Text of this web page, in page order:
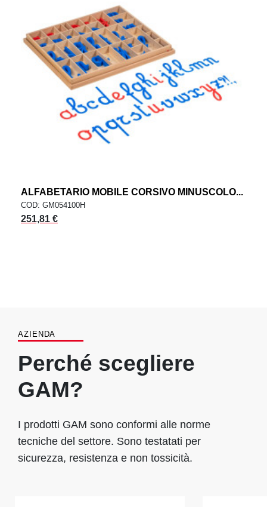
ALFABETARIO MOBILE CORSIVO MINUSCOLO...
COD: GM054100H
251,81 €
AZIENDA
Perché scegliere
GAM?
I prodotti GAM sono conformi alle norme
tecniche del settore. Sono testatati per
sicurezza, resistenza e non tossicità.